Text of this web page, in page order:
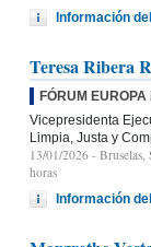
Información
Teresa Ribera
FÓRUM
Vicepresidenta
Limpia, Justa y
13/01/2026 - Bruselas,
horas
Información